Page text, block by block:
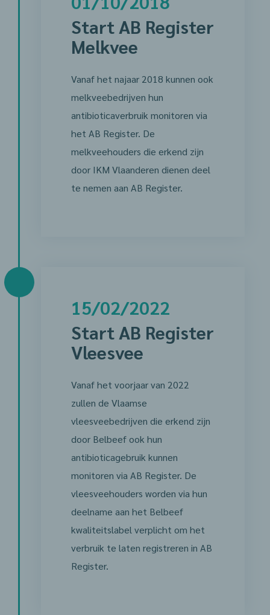
Start AB Register
Melkvee
Vanaf het najaar 2018 kunnen ook
melkveebedrijven hun
antibioticaverbruik monitoren via
het AB Register. De
melkveehouders die erkend zijn
door IKM Vlaanderen dienen deel
te nemen aan AB Register.
15/02/2022
Start AB Register
Vleesvee
Vanaf het voorjaar van 2022
zullen de Vlaamse
vleesveebedrijven die erkend zijn
door Belbeef ook hun
antibioticagebruik kunnen
monitoren via AB Register. De
vleesveehouders worden via hun
deelname aan het Belbeef
kwaliteitslabel verplicht om het
verbruik te laten registreren in AB
Register.